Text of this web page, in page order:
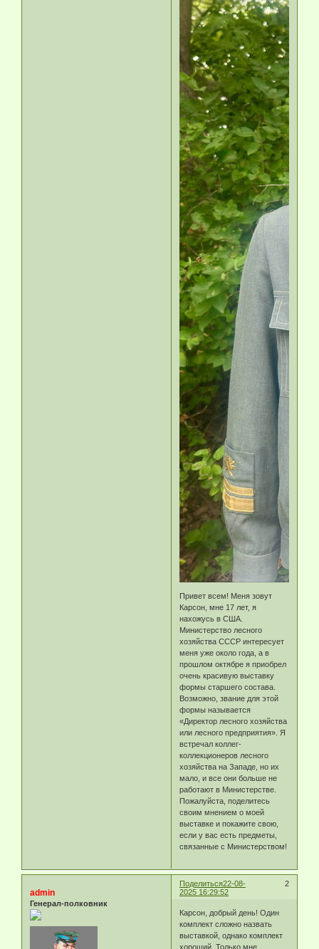
Привет всем! Меня зовут
Карсон, мне 17 лет, я
нахожусь в США.
Министерство лесного
хозяйства СССР интересует
меня уже около года, а в
прошлом октябре я приобрел
очень красивую выставку
формы старшего состава.
Возможно, звание для этой
формы называется
«Директор лесного хозяйства
или лесного предприятия». Я
встречал коллег-
коллекционеров лесного
хозяйства на Западе, но их
мало, и все они больше не
работают в Министерстве.
Пожалуйста, поделитесь
своим мнением о моей
выставке и покажите свою,
если у вас есть предметы,
связанные с Министерством!
Поделиться 2
22-08-
2025 16:29:52
admin
Генерал-полковник
Карсон, добрый день! Один
комплект сложно назвать
выставкой, однако комплект
хороший. Только мне